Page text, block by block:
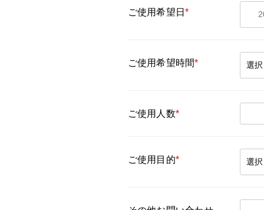
ご使用希望日 *
ご使用希望時間*
ご使用人数*
ご使用目的*